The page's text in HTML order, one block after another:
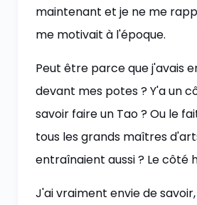
maintenant et je ne me
me motivait à l'époque.
Peut être parce que j'avais
devant mes potes ? Y'a un
savoir faire un Tao ? Ou le
tous les grands maîtres
entraînaient aussi ? Le côté
J'ai vraiment envie de